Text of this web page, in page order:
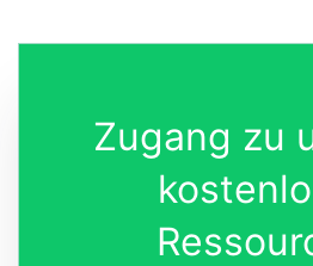
Zugang zu